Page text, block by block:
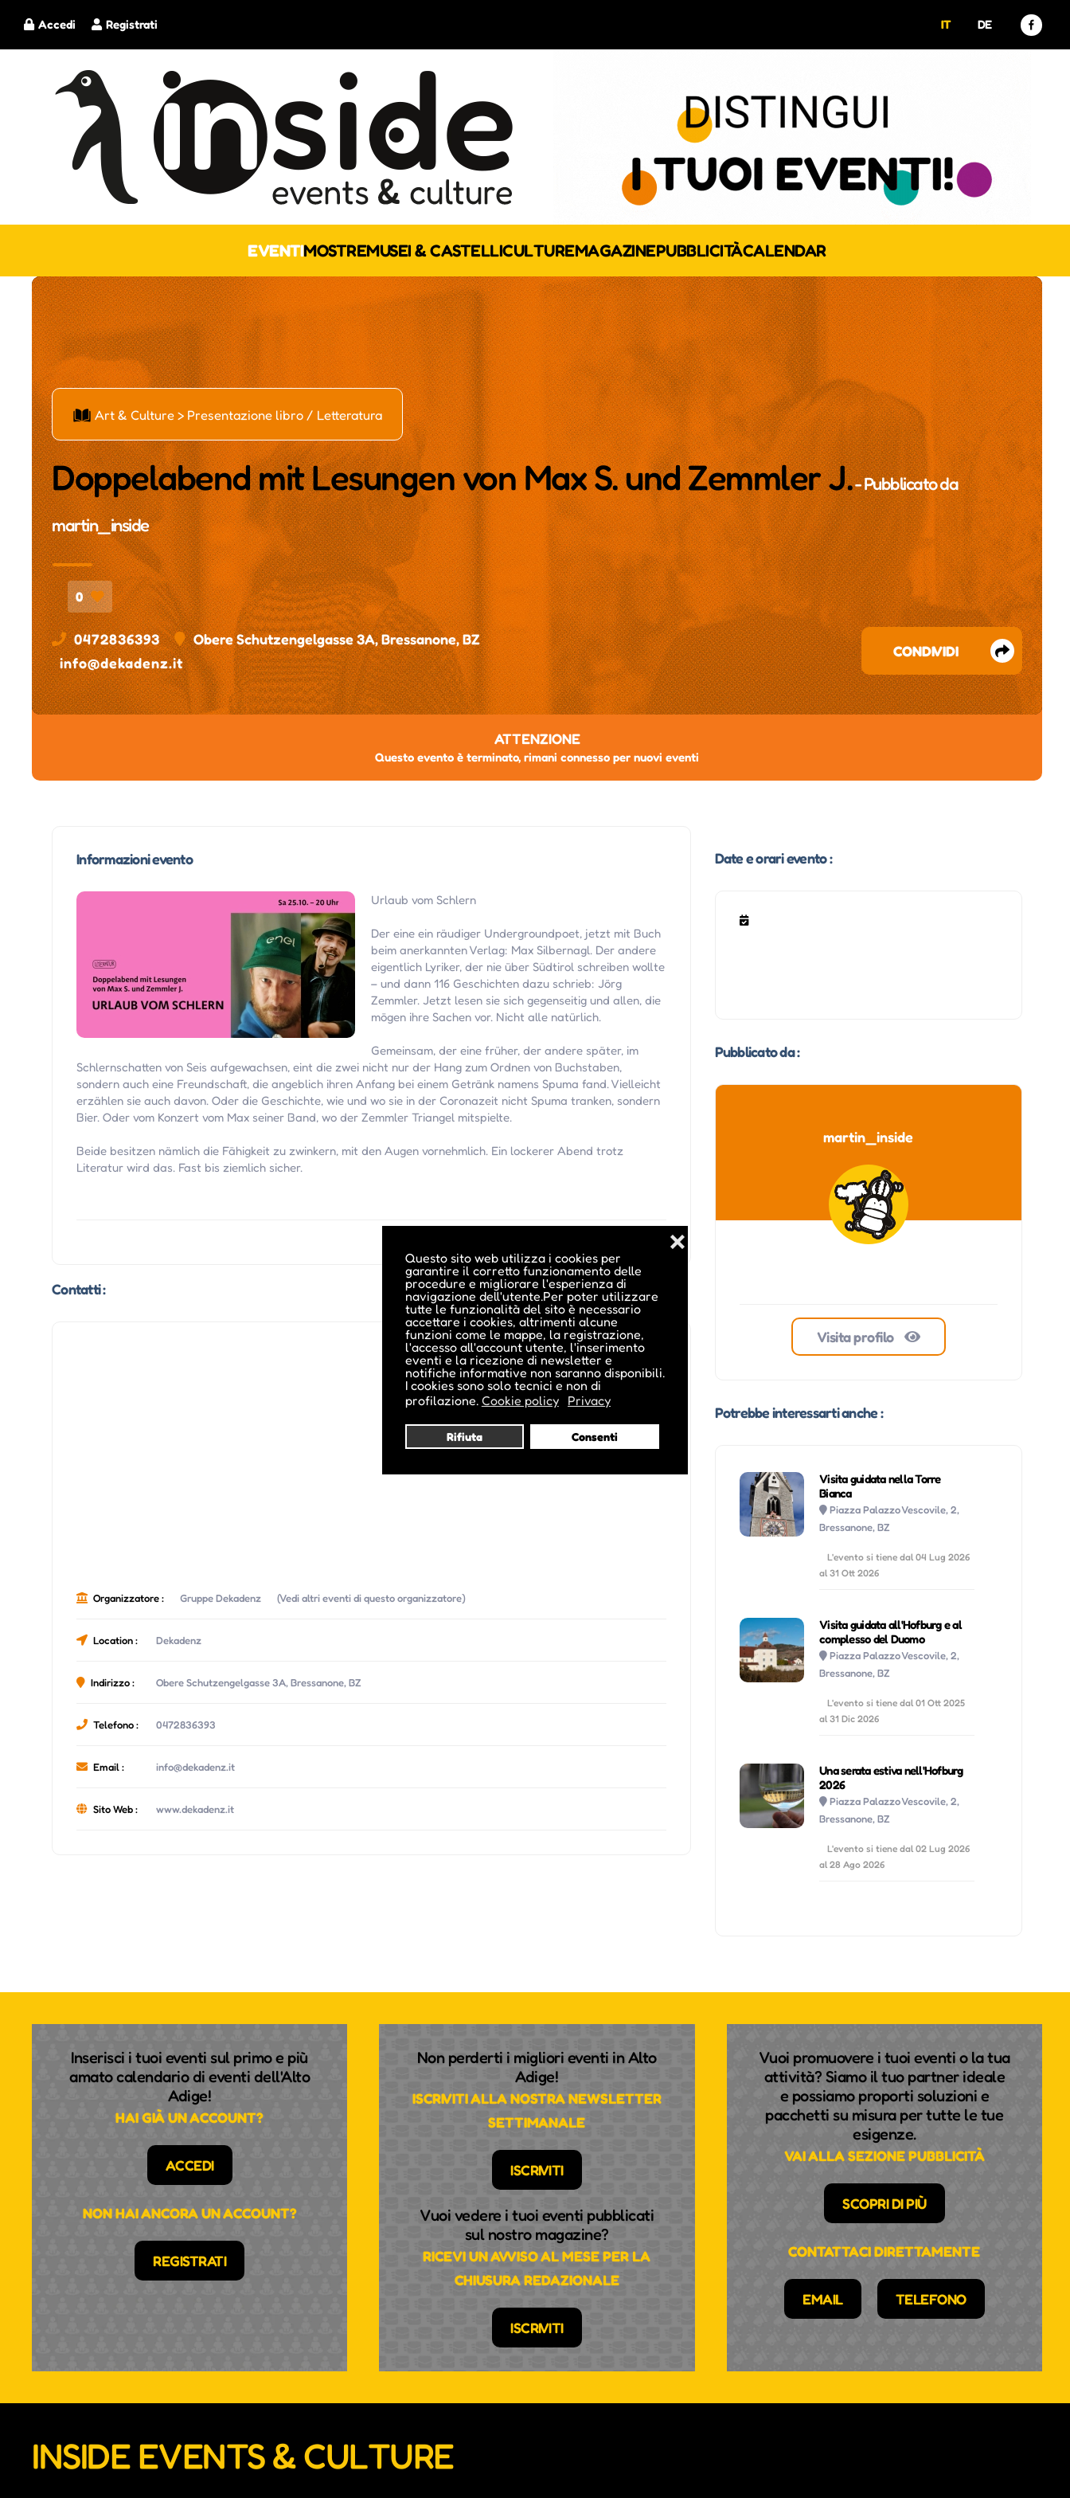
Questo sito web utilizza i cookies per
garantire il corretto funzionamento delle
procedure e migliorare l'esperienza di
navigazione dell'utente.Per poter utilizzare
tutte le funzionalità del sito è necessario
accettare i cookies, altrimenti alcune
funzioni come le mappe, la registrazione,
l'accesso all'account utente, l'inserimento
eventi e la ricezione di newsletter e
notifiche informative non saranno disponibili.
I cookies sono solo tecnici e non di
profilazione. Cookie policy Privacy
Rifiuta Consenti
❌
Registrati
Accedi IT DE
EVENTIMOSTREMUSEI & CASTELLICULTUREMAGAZINEPUBBLICITÀCALENDAR
ą Art & Culture > Presentazione libro / Letteratura
Doppelabend mit Lesungen von Max S. und Zemmler J.- Pubblicato da
martin_inside
0
0472836393
Obere Schutzengelgasse 3A, Bressanone, BZ
info@dekadenz.it
CONDIVIDI
ATTENZIONE
Questo evento è terminato, rimani connesso per nuovi eventi
Informazioni evento
Urlaub vom Schlern
Der eine ein räudiger Undergroundpoet, jetzt mit Buch
beim anerkannten Verlag: Max Silbernagl. Der andere
eigentlich Lyriker, der nie über Südtirol schreiben wollte
– und dann 116 Geschichten dazu schrieb: Jörg
Zemmler. Jetzt lesen sie sich gegenseitig und allen, die
mögen ihre Sachen vor. Nicht alle natürlich.
Gemeinsam, der eine früher, der andere später, im
Schlernschatten von Seis aufgewachsen, eint die zwei nicht nur der Hang zum Ordnen von Buchstaben,
sondern auch eine Freundschaft, die angeblich ihren Anfang bei einem Getränk namens Spuma fand. Vielleicht
erzählen sie auch davon. Oder die Geschichte, wie und wo sie in der Coronazeit nicht Spuma tranken, sondern
Bier. Oder vom Konzert vom Max seiner Band, wo der Zemmler Triangel mitspielte.
Beide besitzen nämlich die Fähigkeit zu zwinkern, mit den Augen vornehmlich. Ein lockerer Abend trotz
Literatur wird das. Fast bis ziemlich sicher.
Contatti :
Organizzatore : Gruppe Dekadenz (Vedi altri eventi di questo organizzatore)
Location : Dekadenz
Indirizzo : Obere Schutzengelgasse 3A, Bressanone, BZ
Telefono : 0472836393
Email : info@dekadenz.it
Sito Web : www.dekadenz.it
Date e orari evento :
Pubblicato da :
martin_inside
Visita profilo
Potrebbe interessarti anche :
Visita guidata nella Torre
Bianca
Piazza Palazzo Vescovile, 2,
Bressanone, BZ
L'evento si tiene dal 04 Lug 2026
al 31 Ott 2026
Visita guidata all'Hofburg e al
complesso del Duomo
Piazza Palazzo Vescovile, 2,
Bressanone, BZ
L'evento si tiene dal 01 Ott 2025
al 31 Dic 2026
Una serata estiva nell'Hofburg
2026
Piazza Palazzo Vescovile, 2,
Bressanone, BZ
L'evento si tiene dal 02 Lug 2026
al 28 Ago 2026
Inserisci i tuoi eventi sul primo e più
amato calendario di eventi dell'Alto
Adige!
HAI GIÀ UN ACCOUNT?
ACCEDI
NON HAI ANCORA UN ACCOUNT?
REGISTRATI
Non perderti i migliori eventi in Alto
Adige!
ISCRIVITI ALLA NOSTRA NEWSLETTER
SETTIMANALE
ISCRIVITI
Vuoi vedere i tuoi eventi pubblicati
sul nostro magazine?
RICEVI UN AVVISO AL MESE PER LA
CHIUSURA REDAZIONALE
ISCRIVITI
Vuoi promuovere i tuoi eventi o la tua
attività? Siamo il tuo partner ideale
e possiamo proporti soluzioni e
pacchetti su misura per tutte le tue
esigenze.
VAI ALLA SEZIONE PUBBLICITÀ
SCOPRI DI PIÙ
CONTATTACI DIRETTAMENTE
EMAIL TELEFONO
INSIDE EVENTS & CULTURE